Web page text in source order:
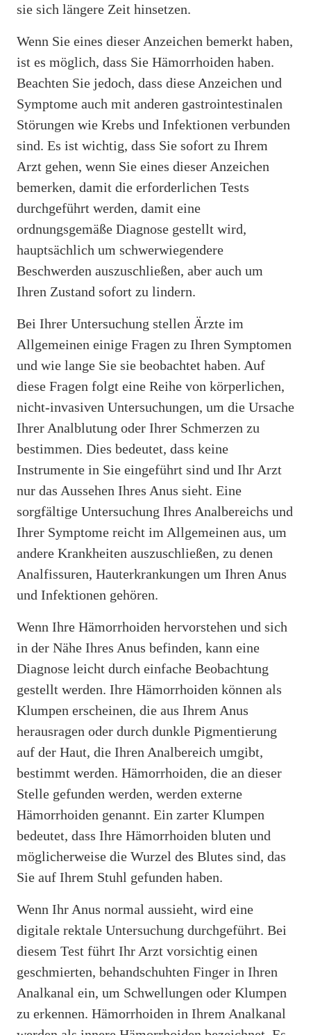
sie sich längere Zeit hinsetzen.
Wenn Sie eines dieser Anzeichen bemerkt haben,
ist es möglich, dass Sie Hämorrhoiden haben.
Beachten Sie jedoch, dass diese Anzeichen und
Symptome auch mit anderen gastrointestinalen
Störungen wie Krebs und Infektionen verbunden
sind. Es ist wichtig, dass Sie sofort zu Ihrem
Arzt gehen, wenn Sie eines dieser Anzeichen
bemerken, damit die erforderlichen Tests
durchgeführt werden, damit eine
ordnungsgemäße Diagnose gestellt wird,
hauptsächlich um schwerwiegendere
Beschwerden auszuschließen, aber auch um
Ihren Zustand sofort zu lindern.
Bei Ihrer Untersuchung stellen Ärzte im
Allgemeinen einige Fragen zu Ihren Symptomen
und wie lange Sie sie beobachtet haben. Auf
diese Fragen folgt eine Reihe von körperlichen,
nicht-invasiven Untersuchungen, um die Ursache
Ihrer Analblutung oder Ihrer Schmerzen zu
bestimmen. Dies bedeutet, dass keine
Instrumente in Sie eingeführt sind und Ihr Arzt
nur das Aussehen Ihres Anus sieht. Eine
sorgfältige Untersuchung Ihres Analbereichs und
Ihrer Symptome reicht im Allgemeinen aus, um
andere Krankheiten auszuschließen, zu denen
Analfissuren, Hauterkrankungen um Ihren Anus
und Infektionen gehören.
Wenn Ihre Hämorrhoiden hervorstehen und sich
in der Nähe Ihres Anus befinden, kann eine
Diagnose leicht durch einfache Beobachtung
gestellt werden. Ihre Hämorrhoiden können als
Klumpen erscheinen, die aus Ihrem Anus
herausragen oder durch dunkle Pigmentierung
auf der Haut, die Ihren Analbereich umgibt,
bestimmt werden. Hämorrhoiden, die an dieser
Stelle gefunden werden, werden externe
Hämorrhoiden genannt. Ein zarter Klumpen
bedeutet, dass Ihre Hämorrhoiden bluten und
möglicherweise die Wurzel des Blutes sind, das
Sie auf Ihrem Stuhl gefunden haben.
Wenn Ihr Anus normal aussieht, wird eine
digitale rektale Untersuchung durchgeführt. Bei
diesem Test führt Ihr Arzt vorsichtig einen
geschmierten, behandschuhten Finger in Ihren
Analkanal ein, um Schwellungen oder Klumpen
zu erkennen. Hämorrhoiden in Ihrem Analkanal